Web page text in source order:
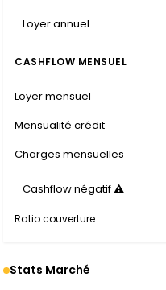
Loyer annuel
CASHFLOW MENSUEL
Loyer mensuel
Mensualité crédit
Charges mensuelles
Cashflow négatif ⚠
Ratio couverture
Stats Marché